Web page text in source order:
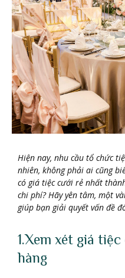
Hiện nay, nhu cầu tổ chức
nhiên, không phải ai cũng
có giá tiệc cưới rẻ nhất
chi phí? Hãy yên tâm, một
giúp bạn giải quyết vấn đề
1.Xem xét giá
hàng